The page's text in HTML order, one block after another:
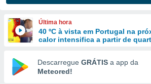
das
e
forma
digital
Última hora
40 ºC à vista em Portugal na
calor intensifica a partir de
Descarregue GRÁTIS a app da
Meteored!